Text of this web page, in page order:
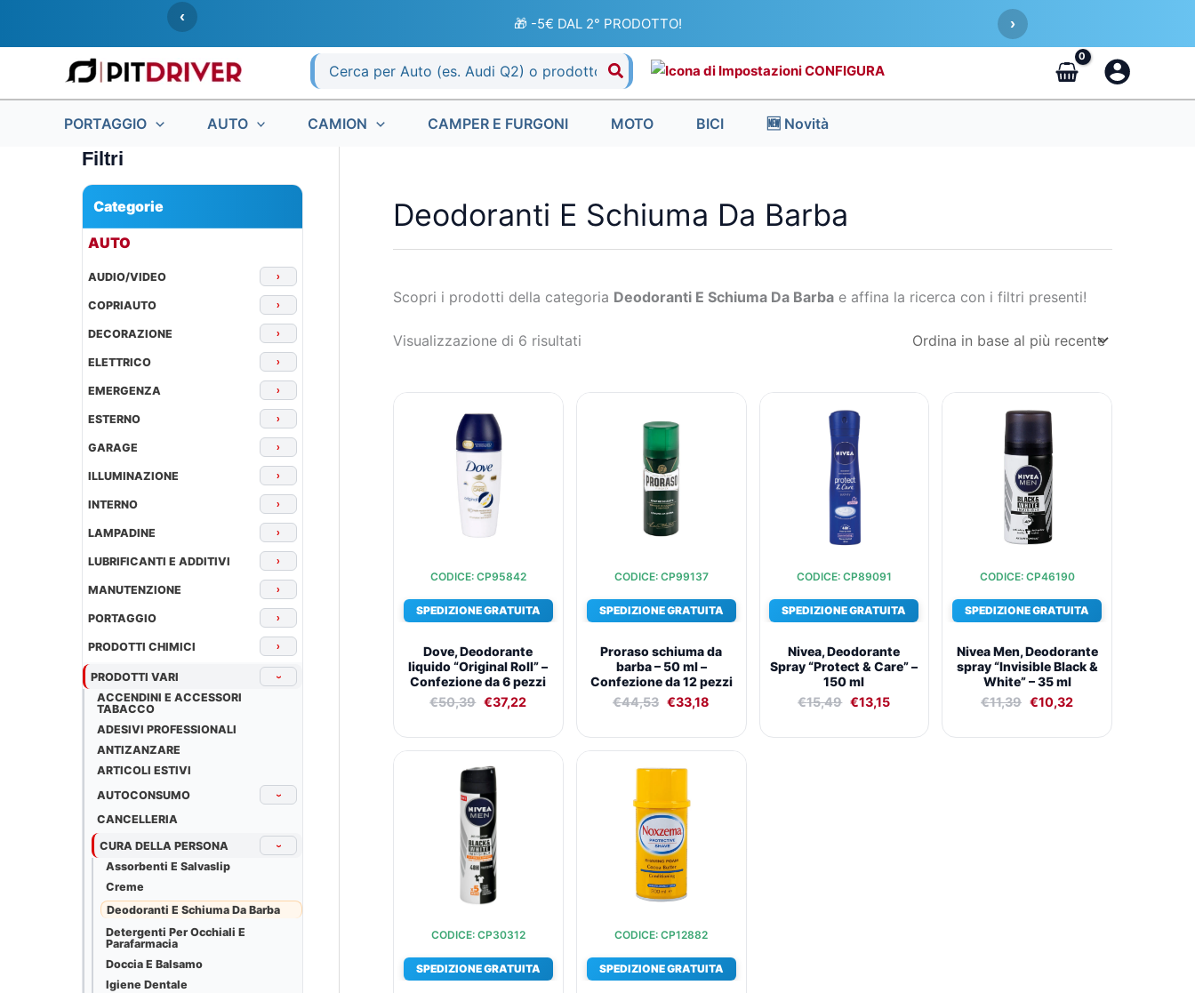
‹ 🎁 -5€ DAL 2° PRODOTTO! ›
Ricerca
per:
CONFIGURA
PORTAGGIO AUTO CAMION CAMPER E FURGONI MOTO BICI 🆕 Novità
Filtri
Categorie
AUTO
AUDIO/VIDEO ›
COPRIAUTO ›
DECORAZIONE ›
ELETTRICO ›
EMERGENZA ›
ESTERNO ›
GARAGE ›
ILLUMINAZIONE ›
INTERNO ›
LAMPADINE ›
LUBRIFICANTI E ADDITIVI ›
MANUTENZIONE ›
PORTAGGIO ›
PRODOTTI CHIMICI ›
PRODOTTI VARI ›
ACCENDINI E ACCESSORI
TABACCO
ADESIVI PROFESSIONALI
ANTIZANZARE
ARTICOLI ESTIVI
AUTOCONSUMO
›
CANCELLERIA
CURA DELLA PERSONA
›
Assorbenti E Salvaslip
Creme
Deodoranti E Schiuma Da Barba
Detergenti Per Occhiali E
Parafarmacia
Doccia E Balsamo
Igiene Dentale
Deodoranti E Schiuma Da Barba
Scopri i prodotti della categoria Deodoranti E Schiuma Da Barba e affina la ricerca con i filtri presenti!
Visualizzazione di 6 risultati
in
al
più
recente
CODICE: CP95842
SPEDIZIONE GRATUITA
Dove, Deodorante
liquido “Original Roll” –
Confezione da 6 pezzi
€50,39
prezzo
originale
era:
€50,39.
€37,22
CODICE: CP99137
SPEDIZIONE GRATUITA
Proraso schiuma da
barba – 50 ml –
Confezione da 12 pezzi
€44,53
originale
era:
€44,53.
€33,18
CODICE: CP89091
SPEDIZIONE GRATUITA
Nivea, Deodorante
Spray “Protect & Care” –
150 ml
€15,49
prezzo
originale
era:
€15,49.
€13,15
CODICE: CP46190
SPEDIZIONE GRATUITA
Nivea Men, Deodorante
spray “Invisible Black &
White” – 35 ml
€11,39
prezzo
originale
era:
€11,39.
€10,32
CODICE: CP30312
SPEDIZIONE GRATUITA
prezzo
originale
era:
€53,31.
CODICE: CP12882
SPEDIZIONE GRATUITA
prezzo
era:
€14,76.